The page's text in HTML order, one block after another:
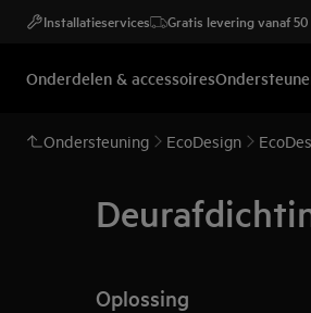
Installatieservices Gratis levering vanaf
Onderdelen & accessoires
Ondersteuning EcoDesign
Oplossing